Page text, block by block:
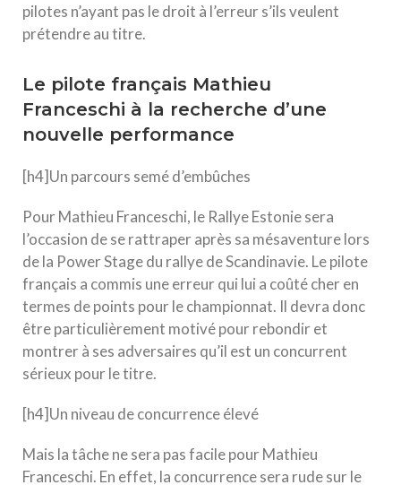
pilotes n’ayant pas le droit à l’erreur s’ils veulent
prétendre au titre.
Le pilote français Mathieu
Franceschi à la recherche d’une
nouvelle performance
[h4]Un parcours semé d’embûches
Pour Mathieu Franceschi, le Rallye Estonie sera
l’occasion de se rattraper après sa mésaventure lors
de la Power Stage du rallye de Scandinavie. Le pilote
français a commis une erreur qui lui a coûté cher en
termes de points pour le championnat. Il devra donc
être particulièrement motivé pour rebondir et
montrer à ses adversaires qu’il est un concurrent
sérieux pour le titre.
[h4]Un niveau de concurrence élevé
Mais la tâche ne sera pas facile pour Mathieu
Franceschi. En effet, la concurrence sera rude sur le